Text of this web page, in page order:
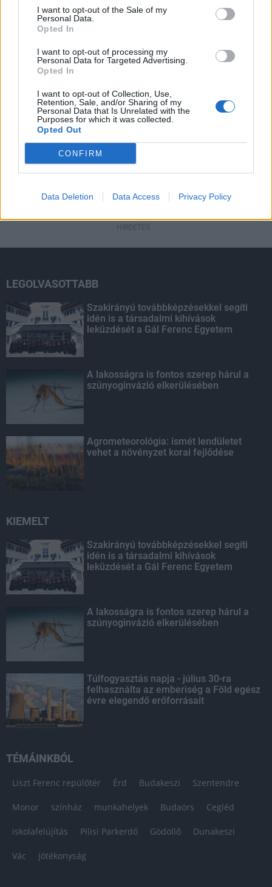
I want to opt-out of the Sale of my
Personal Data.
Opted In
I want to opt-out of processing my
Personal Data for Targeted Advertising.
Opted In
I want to opt-out of Collection, Use,
Retention, Sale, and/or Sharing of my
Personal Data that Is Unrelated with the
Purposes for which it was collected.
Opted Out
CONFIRM
Data Deletion Data Access Privacy Policy
szúnyoginvázió elkerülésében
Országos
HIRDETÉS
HIRDETÉS
LEGOLVASOTTABB
Szakirányú továbbképzésekkel segíti
idén is a társadalmi kihívások
leküzdését a Gál Ferenc Egyetem
A lakosságra is fontos szerep hárul a
szúnyoginvázió elkerülésében
Agrometeorológia: ismét lendületet
vehet a növényzet korai fejlődése
KIEMELT
Szakirányú továbbképzésekkel segíti
idén is a társadalmi kihívások
leküzdését a Gál Ferenc Egyetem
A lakosságra is fontos szerep hárul a
szúnyoginvázió elkerülésében
Túlfogyasztás napja - július 30-ra
felhasználta az emberiség a Föld egész
évre elegendő erőforrásait
TÉMÁINKBÓL
Liszt Ferenc repülőtér Érd Budakeszi Szentendre
Monor színház munkahelyek Budaörs Cegléd
iskolafelújítás Pilisi Parkerdő Gödöllő Dunakeszi
Vác jótékonyság